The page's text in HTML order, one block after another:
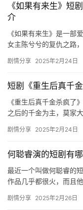
《如果有来生》短
介
《如果有来生》是一部
女主陈兮兮的复仇之路
陈兮…
剧情分享 2025年2月24日
短剧《重生后真千
《重生后真千金杀疯了
之后的千金为主，莫家
大小…
剧情分享 2025年2月24日
何聪睿演的短剧有
最近一个叫做何聪睿的
作品几乎都很火，而且
绍。 …
剧情分享 2025年2月26日